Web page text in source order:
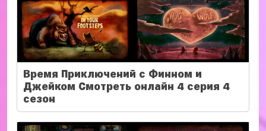
Время Приключений с Финном и
Джейком Смотреть онлайн 4 серия 4
сезон